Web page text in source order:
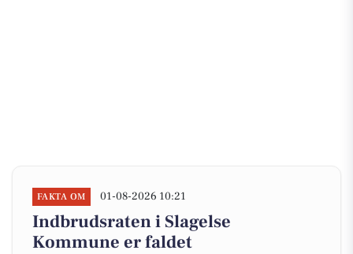
FAKTA OM 01-08-2026 10:21
Indbrudsraten i Slagelse
Kommune er faldet